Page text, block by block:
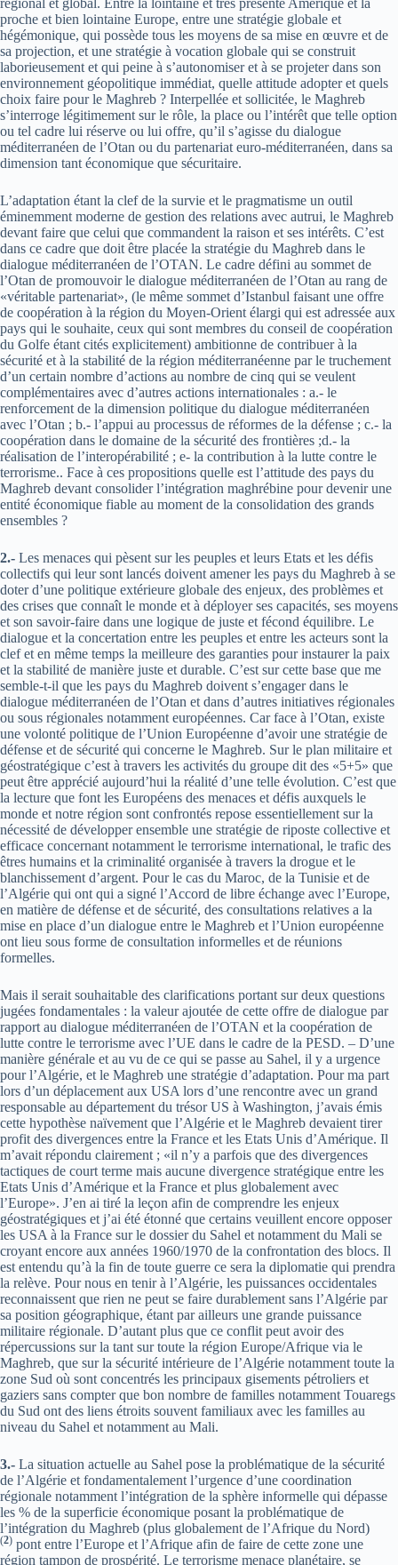
régional et global. Entre la lointaine et très présente Amérique et la
proche et bien lointaine Europe, entre une stratégie globale et
hégémonique, qui possède tous les moyens de sa mise en œuvre et de
sa projection, et une stratégie à vocation globale qui se construit
laborieusement et qui peine à s’autonomiser et à se projeter dans son
environnement géopolitique immédiat, quelle attitude adopter et quels
choix faire pour le Maghreb ? Interpellée et sollicitée, le Maghreb
s’interroge légitimement sur le rôle, la place ou l’intérêt que telle option
ou tel cadre lui réserve ou lui offre, qu’il s’agisse du dialogue
méditerranéen de l’Otan ou du partenariat euro-méditerranéen, dans sa
dimension tant économique que sécuritaire.
L’adaptation étant la clef de la survie et le pragmatisme un outil
éminemment moderne de gestion des relations avec autrui, le Maghreb
devant faire que celui que commandent la raison et ses intérêts. C’est
dans ce cadre que doit être placée la stratégie du Maghreb dans le
dialogue méditerranéen de l’OTAN. Le cadre défini au sommet de
l’Otan de promouvoir le dialogue méditerranéen de l’Otan au rang de
«véritable partenariat», (le même sommet d’Istanbul faisant une offre
de coopération à la région du Moyen-Orient élargi qui est adressée aux
pays qui le souhaite, ceux qui sont membres du conseil de coopération
du Golfe étant cités explicitement) ambitionne de contribuer à la
sécurité et à la stabilité de la région méditerranéenne par le truchement
d’un certain nombre d’actions au nombre de cinq qui se veulent
complémentaires avec d’autres actions internationales : a.- le
renforcement de la dimension politique du dialogue méditerranéen
avec l’Otan ; b.- l’appui au processus de réformes de la défense ; c.- la
coopération dans le domaine de la sécurité des frontières ;d.- la
réalisation de l’interopérabilité ; e- la contribution à la lutte contre le
terrorisme.. Face à ces propositions quelle est l’attitude des pays du
Maghreb devant consolider l’intégration maghrébine pour devenir une
entité économique fiable au moment de la consolidation des grands
ensembles ?
2.- Les menaces qui pèsent sur les peuples et leurs Etats et les défis
collectifs qui leur sont lancés doivent amener les pays du Maghreb à se
doter d’une politique extérieure globale des enjeux, des problèmes et
des crises que connaît le monde et à déployer ses capacités, ses moyens
et son savoir-faire dans une logique de juste et fécond équilibre. Le
dialogue et la concertation entre les peuples et entre les acteurs sont la
clef et en même temps la meilleure des garanties pour instaurer la paix
et la stabilité de manière juste et durable. C’est sur cette base que me
semble-t-il que les pays du Maghreb doivent s’engager dans le
dialogue méditerranéen de l’Otan et dans d’autres initiatives régionales
ou sous régionales notamment européennes. Car face à l’Otan, existe
une volonté politique de l’Union Européenne d’avoir une stratégie de
défense et de sécurité qui concerne le Maghreb. Sur le plan militaire et
géostratégique c’est à travers les activités du groupe dit des «5+5» que
peut être apprécié aujourd’hui la réalité d’une telle évolution. C’est que
la lecture que font les Européens des menaces et défis auxquels le
monde et notre région sont confrontés repose essentiellement sur la
nécessité de développer ensemble une stratégie de riposte collective et
efficace concernant notamment le terrorisme international, le trafic des
êtres humains et la criminalité organisée à travers la drogue et le
blanchissement d’argent. Pour le cas du Maroc, de la Tunisie et de
l’Algérie qui ont qui a signé l’Accord de libre échange avec l’Europe,
en matière de défense et de sécurité, des consultations relatives a la
mise en place d’un dialogue entre le Maghreb et l’Union européenne
ont lieu sous forme de consultation informelles et de réunions
formelles.
Mais il serait souhaitable des clarifications portant sur deux questions
jugées fondamentales : la valeur ajoutée de cette offre de dialogue par
rapport au dialogue méditerranéen de l’OTAN et la coopération de
lutte contre le terrorisme avec l’UE dans le cadre de la PESD. – D’une
manière générale et au vu de ce qui se passe au Sahel, il y a urgence
pour l’Algérie, et le Maghreb une stratégie d’adaptation. Pour ma part
lors d’un déplacement aux USA lors d’une rencontre avec un grand
responsable au département du trésor US à Washington, j’avais émis
cette hypothèse naïvement que l’Algérie et le Maghreb devaient tirer
profit des divergences entre la France et les Etats Unis d’Amérique. Il
m’avait répondu clairement ; «il n’y a parfois que des divergences
tactiques de court terme mais aucune divergence stratégique entre les
Etats Unis d’Amérique et la France et plus globalement avec
l’Europe». J’en ai tiré la leçon afin de comprendre les enjeux
géostratégiques et j’ai été étonné que certains veuillent encore opposer
les USA à la France sur le dossier du Sahel et notamment du Mali se
croyant encore aux années 1960/1970 de la confrontation des blocs. Il
est entendu qu’à la fin de toute guerre ce sera la diplomatie qui prendra
la relève. Pour nous en tenir à l’Algérie, les puissances occidentales
reconnaissent que rien ne peut se faire durablement sans l’Algérie par
sa position géographique, étant par ailleurs une grande puissance
militaire régionale. D’autant plus que ce conflit peut avoir des
répercussions sur la tant sur toute la région Europe/Afrique via le
Maghreb, que sur la sécurité intérieure de l’Algérie notamment toute la
zone Sud où sont concentrés les principaux gisements pétroliers et
gaziers sans compter que bon nombre de familles notamment Touaregs
du Sud ont des liens étroits souvent familiaux avec les familles au
niveau du Sahel et notamment au Mali.
3.- La situation actuelle au Sahel pose la problématique de la sécurité
de l’Algérie et fondamentalement l’urgence d’une coordination
régionale notamment l’intégration de la sphère informelle qui dépasse
les % de la superficie économique posant la problématique de
l’intégration du Maghreb (plus globalement de l’Afrique du Nord)
(2) pont entre l’Europe et l’Afrique afin de faire de cette zone une
région tampon de prospérité. Le terrorisme menace planétaire, se